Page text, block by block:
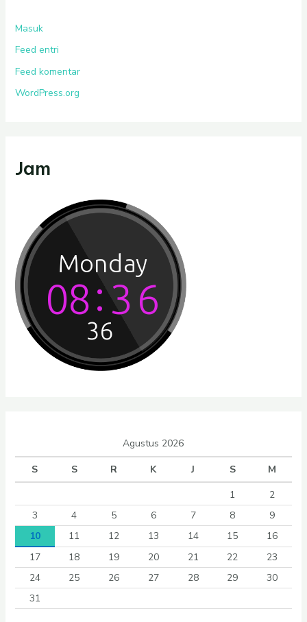
Masuk
Feed entri
Feed komentar
WordPress.org
Jam
Agustus 2026
S
S R K J S
M
1
2
3
4 5 6 7 8
9
10
11 12 13 14 15
16
17
18 19 20 21 22
23
24
25 26 27 28 29
30
31